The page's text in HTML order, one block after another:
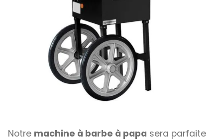
Notre machine à barbe à papa sera parfaite